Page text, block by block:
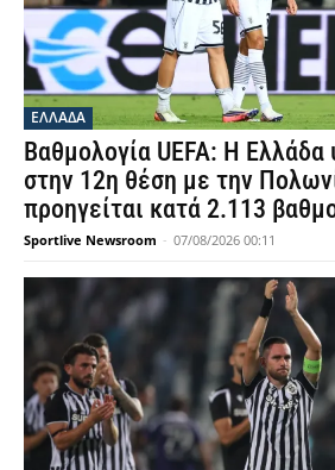
ΕΛΛΑΔΑ
Βαθμολογία UEFA: Η
στην 12η θέση με την
προηγείται κατά 2.113
Sportlive Newsroom - 07/08/2026 00:11